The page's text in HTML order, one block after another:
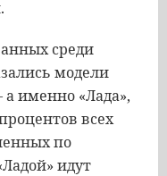
.
среди
модели
аименно «Лада»,
всех
по
Ладой» идут